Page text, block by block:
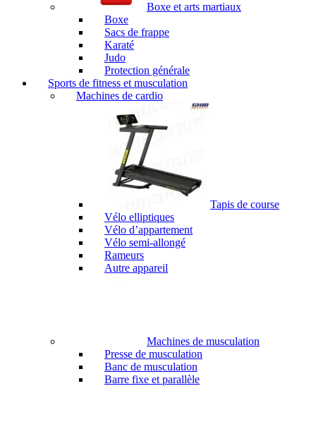
Boxe et arts martiaux
Boxe
Sacs de frappe
Karaté
Judo
Protection générale
Sports de fitness et musculation
Machines de cardio
Tapis de course
Vélo elliptiques
Vélo d’appartement
Vélo semi-allongé
Rameurs
Autre appareil
Machines de musculation
Presse de musculation
Banc de musculation
Barre fixe et parallèle